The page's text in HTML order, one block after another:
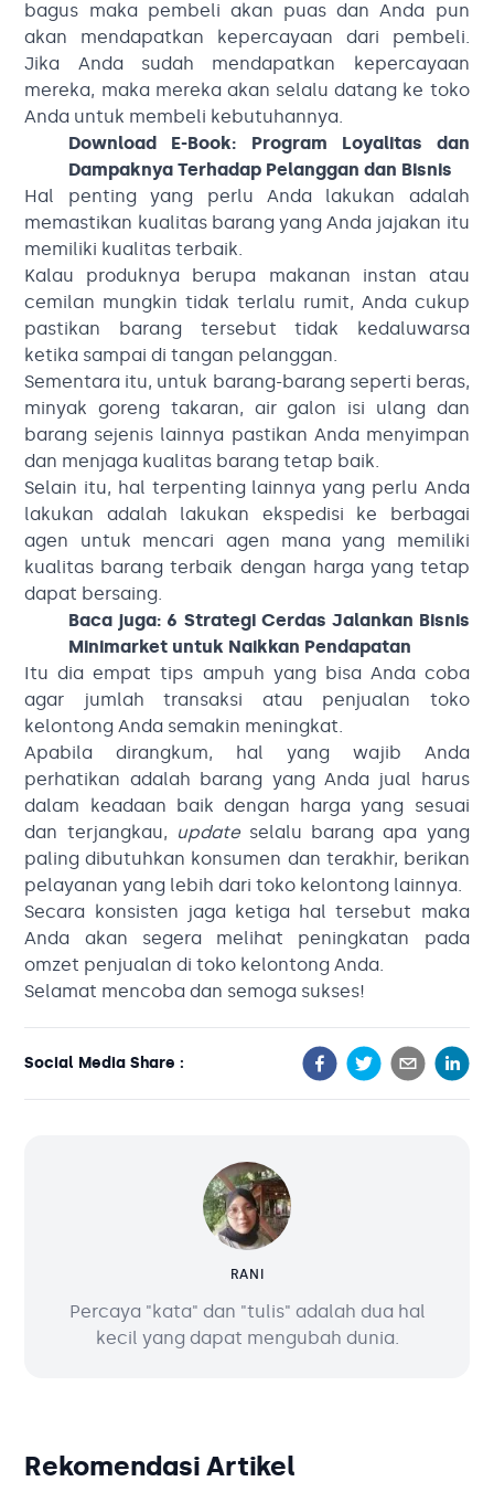
bagus maka pembeli akan puas dan Anda pun
akan mendapatkan kepercayaan dari pembeli.
Jika Anda sudah mendapatkan kepercayaan
mereka, maka mereka akan selalu datang ke toko
Anda untuk membeli kebutuhannya.
Download E-Book: Program Loyalitas dan
Dampaknya Terhadap Pelanggan dan Bisnis
Hal penting yang perlu Anda lakukan adalah
memastikan kualitas barang yang Anda jajakan itu
memiliki kualitas terbaik.
Kalau produknya berupa makanan instan atau
cemilan mungkin tidak terlalu rumit, Anda cukup
pastikan barang tersebut tidak kedaluwarsa
ketika sampai di tangan pelanggan.
Sementara itu, untuk barang-barang seperti beras,
minyak goreng takaran, air galon isi ulang dan
barang sejenis lainnya pastikan Anda menyimpan
dan menjaga kualitas barang tetap baik.
Selain itu, hal terpenting lainnya yang perlu Anda
lakukan adalah lakukan ekspedisi ke berbagai
agen untuk mencari agen mana yang memiliki
kualitas barang terbaik dengan harga yang tetap
dapat bersaing.
Baca juga: 6 Strategi Cerdas Jalankan Bisnis
Minimarket untuk Naikkan Pendapatan
Itu dia empat tips ampuh yang bisa Anda coba
agar jumlah transaksi atau penjualan toko
kelontong Anda semakin meningkat.
Apabila dirangkum, hal yang wajib Anda
perhatikan adalah barang yang Anda jual harus
dalam keadaan baik dengan harga yang sesuai
dan terjangkau, updateselalu barang apa yang
paling dibutuhkan konsumen dan terakhir, berikan
pelayanan yang lebih dari toko kelontong lainnya.
Secara konsisten jaga ketiga hal tersebut maka
Anda akan segera melihat peningkatan pada
omzet penjualan di toko kelontong Anda.
Selamat mencoba dan semoga sukses!
Social Media Share :
RANI
Percaya "kata" dan "tulis" adalah dua hal
kecil yang dapat mengubah dunia.
Rekomendasi Artikel